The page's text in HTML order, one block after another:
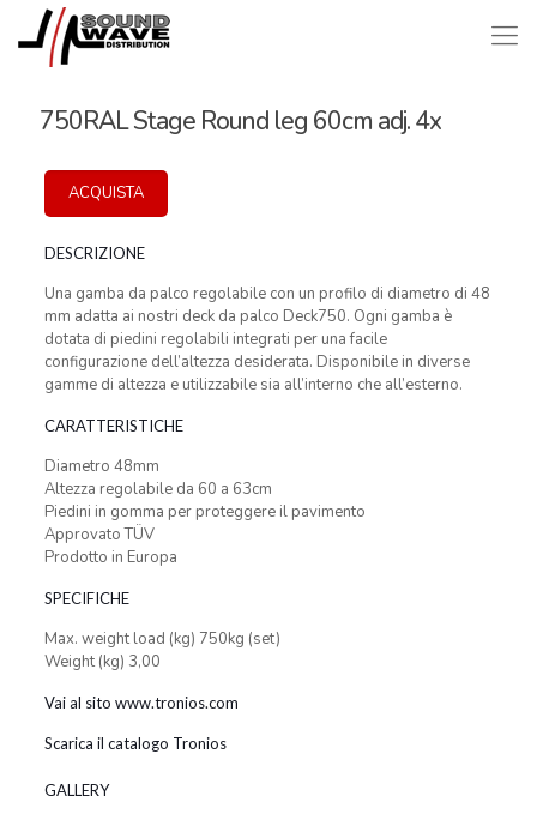
750RAL Stage Round leg 60cm adj. 4x
ACQUISTA
DESCRIZIONE
Una gamba da palco regolabile con un profilo di diametro di 48
mm adatta ai nostri deck da palco Deck750. Ogni gamba è
dotata di piedini regolabili integrati per una facile
configurazione dell’altezza desiderata. Disponibile in diverse
gamme di altezza e utilizzabile sia all’interno che all’esterno.
CARATTERISTICHE
Diametro 48mm
Altezza regolabile da 60 a 63cm
Piedini in gomma per proteggere il pavimento
Approvato TÜV
Prodotto in Europa
SPECIFICHE
Max. weight load (kg) 750kg (set)
Weight (kg) 3,00
Vai al sito www.tronios.com
Scarica il catalogo Tronios
GALLERY